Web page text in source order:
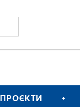
ПРОЄКТИ